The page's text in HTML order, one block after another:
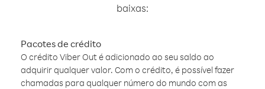
baixas:
Pacotes de crédito
O crédito Viber Out é adicionado ao seu saldo ao
adquirir qualquer valor. Com o crédito, é possível fazer
chamadas para qualquer número do mundo com as